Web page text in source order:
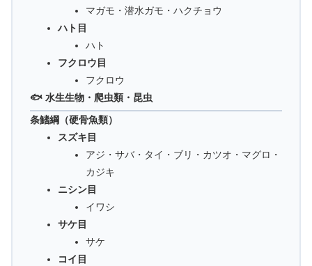
マガモ・潜水ガモ・ハクチョウ
ハト目
ハト
フクロウ目
フクロウ
🐟 水生生物・爬虫類・昆虫
条鰭綱（硬骨魚類）
スズキ目
アジ・サバ・タイ・ブリ・カツオ・マグロ・
カジキ
ニシン目
イワシ
サケ目
サケ
コイ目